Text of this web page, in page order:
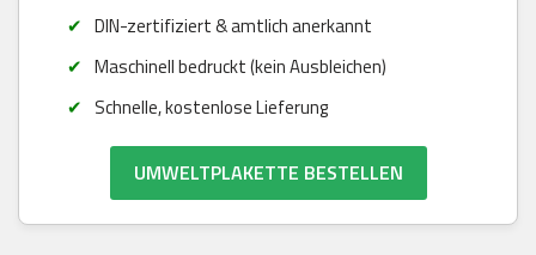
DIN-zertifiziert & amtlich anerkannt
Maschinell bedruckt (kein Ausbleichen)
Schnelle, kostenlose Lieferung
UMWELTPLAKETTE BESTELLEN